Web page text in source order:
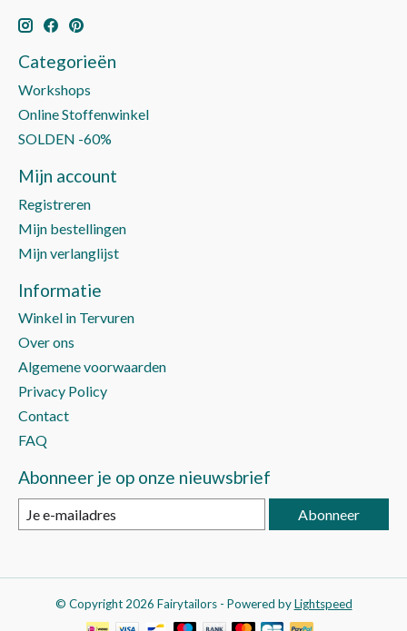
Categorieën
Workshops
Online Stoffenwinkel
SOLDEN -60%
Mijn account
Registreren
Mijn bestellingen
Mijn verlanglijst
Informatie
Winkel in Tervuren
Over ons
Algemene voorwaarden
Privacy Policy
Contact
FAQ
Abonneer je op onze nieuwsbrief
Abonneer
© Copyright 2026 Fairytailors - Powered byLightspeed